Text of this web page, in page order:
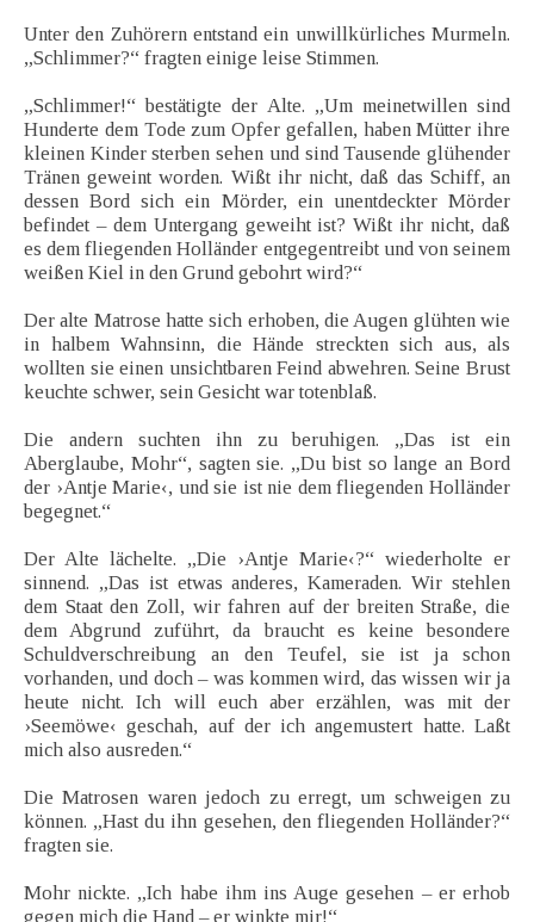
Unter den Zuhörern entstand ein unwillkürliches Murmeln.
„Schlimmer?“ fragten einige leise Stimmen.
„Schlimmer!“ bestätigte der Alte. „Um meinetwillen sind
Hunderte dem Tode zum Opfer gefallen, haben Mütter ihre
kleinen Kinder sterben sehen und sind Tausende glühender
Tränen geweint worden. Wißt ihr nicht, daß das Schiff, an
dessen Bord sich ein Mörder, ein unentdeckter Mörder
befindet – dem Untergang geweiht ist? Wißt ihr nicht, daß
es dem fliegenden Holländer entgegentreibt und von seinem
weißen Kiel in den Grund gebohrt wird?“
Der alte Matrose hatte sich erhoben, die Augen glühten wie
in halbem Wahnsinn, die Hände streckten sich aus, als
wollten sie einen unsichtbaren Feind abwehren. Seine Brust
keuchte schwer, sein Gesicht war totenblaß.
Die andern suchten ihn zu beruhigen. „Das ist ein
Aberglaube, Mohr“, sagten sie. „Du bist so lange an Bord
der ›Antje Marie‹, und sie ist nie dem fliegenden Holländer
begegnet.“
Der Alte lächelte. „Die ›Antje Marie‹?“ wiederholte er
sinnend. „Das ist etwas anderes, Kameraden. Wir stehlen
dem Staat den Zoll, wir fahren auf der breiten Straße, die
dem Abgrund zuführt, da braucht es keine besondere
Schuldverschreibung an den Teufel, sie ist ja schon
vorhanden, und doch – was kommen wird, das wissen wir ja
heute nicht. Ich will euch aber erzählen, was mit der
›Seemöwe‹ geschah, auf der ich angemustert hatte. Laßt
mich also ausreden.“
Die Matrosen waren jedoch zu erregt, um schweigen zu
können. „Hast du ihn gesehen, den fliegenden Holländer?“
fragten sie.
Mohr nickte. „Ich habe ihm ins Auge gesehen – er erhob
gegen mich die Hand – er winkte mir!“